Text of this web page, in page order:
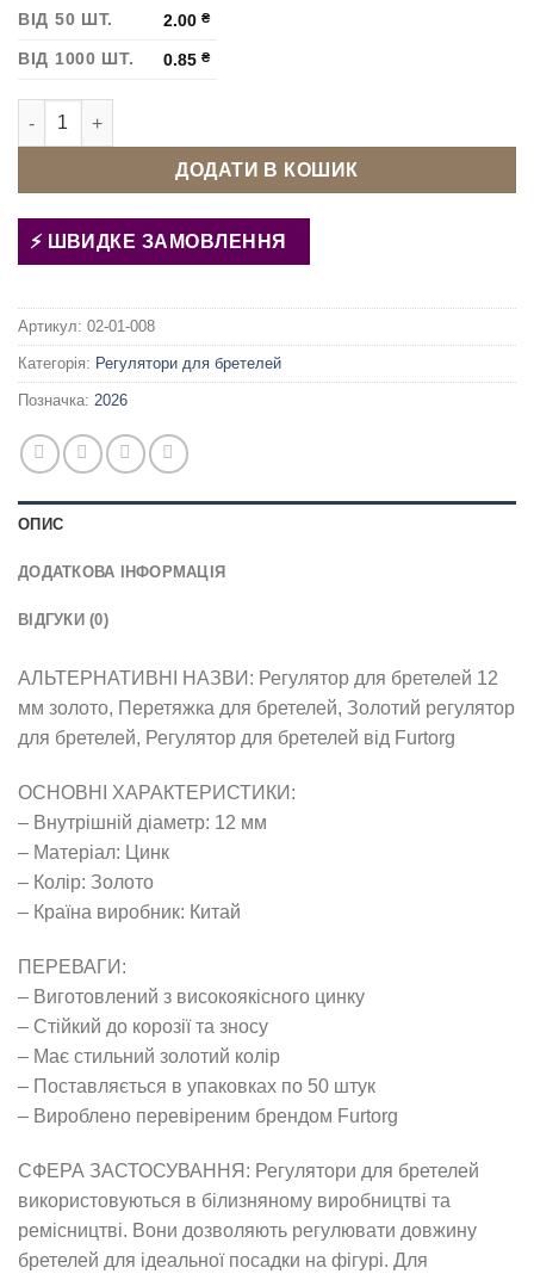
ВІД 50 ШТ. 2.00₴
ВІД 1000 ШТ. 0.85₴
Регулятор для бретелей 12 мм Золото кількість
ДОДАТИ В КОШИК
ШВИДКЕ ЗАМОВЛЕННЯ
Артикул: 02-01-008
Категорія: Регулятори для бретелей
Позначка: 2026
ОПИС
ДОДАТКОВА ІНФОРМАЦІЯ
ВІДГУКИ (0)
АЛЬТЕРНАТИВНІ НАЗВИ: Регулятор для бретелей 12
мм золото, Перетяжка для бретелей, Золотий регулятор
для бретелей, Регулятор для бретелей від Furtorg
ОСНОВНІ ХАРАКТЕРИСТИКИ:
– Внутрішній діаметр: 12 мм
– Матеріал: Цинк
– Колір: Золото
– Країна виробник: Китай
ПЕРЕВАГИ:
– Виготовлений з високоякісного цинку
– Стійкий до корозії та зносу
– Має стильний золотий колір
– Поставляється в упаковках по 50 штук
– Вироблено перевіреним брендом Furtorg
СФЕРА ЗАСТОСУВАННЯ: Регулятори для бретелей
використовуються в білизняному виробництві та
ремісництві. Вони дозволяють регулювати довжину
бретелей для ідеальної посадки на фігурі. Для